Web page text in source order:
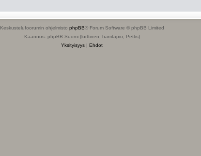
Keskustelufoorumin ohjelmisto phpBB® Forum Software © phpBB Limited
Käännös: phpBB Suomi (lurttinen, harritapio, Pettis)
Yksityisyys | Ehdot